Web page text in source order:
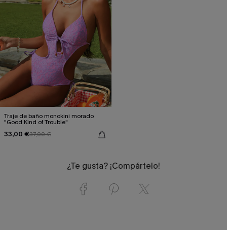
Traje de baño monokini morado
"Good Kind of Trouble"
33,00 €37,00 €
¿Te gusta? ¡Compártelo!